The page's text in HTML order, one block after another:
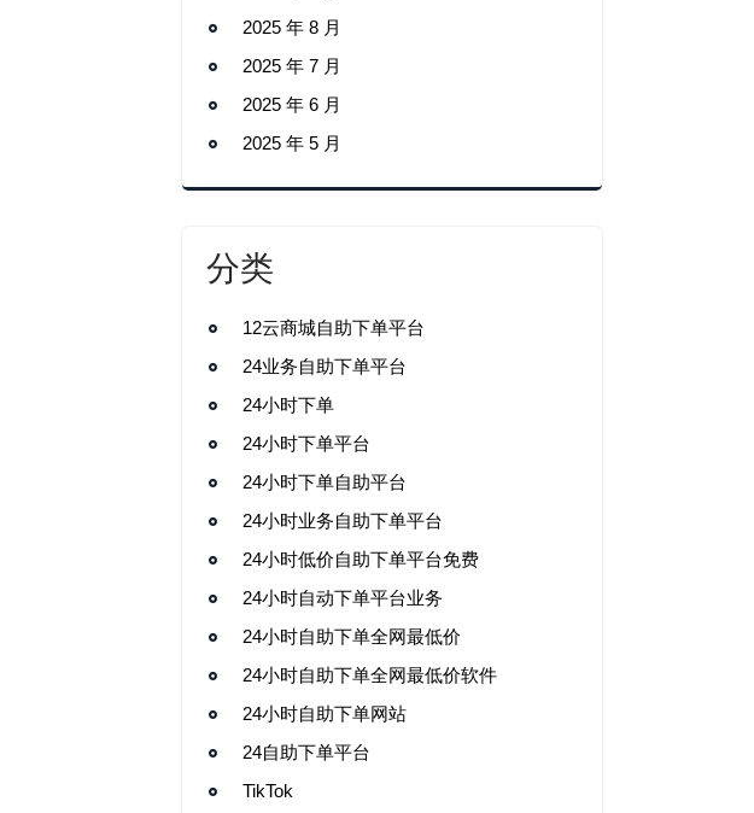
2025 年 8 月
2025 年 7 月
2025 年 6 月
2025 年 5 月
分类
12云商城自助下单平台
24业务自助下单平台
24小时下单
24小时下单平台
24小时下单自助平台
24小时业务自助下单平台
24小时低价自助下单平台免费
24小时自动下单平台业务
24小时自助下单全网最低价
24小时自助下单全网最低价软件
24小时自助下单网站
24自助下单平台
TikTok